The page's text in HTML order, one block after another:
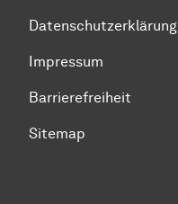
Datenschutzerklärung
Impressum
Barrierefreiheit
Sitemap